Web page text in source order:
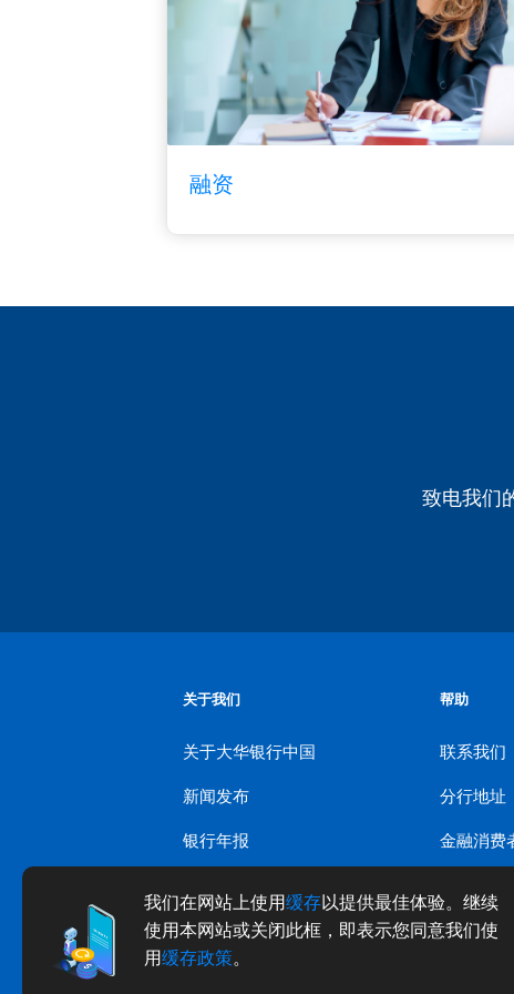
融资
致电我们
我们在网站上使用缓存以提供最佳体验。继续
使用本网站或关闭此框，即表示您同意我们使
用缓存政策。
关于我们
关于大华银行中国
新闻发布
银行年报
网站地图
帮助
联系我们
分行地址
金融消费